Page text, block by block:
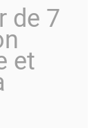
de 7
et